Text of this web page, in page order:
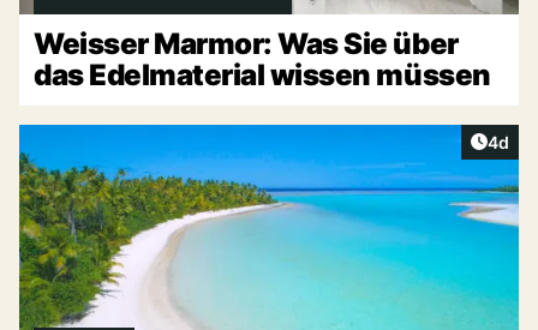
Weisser Marmor: Was Sie über
das Edelmaterial wissen müssen
4d